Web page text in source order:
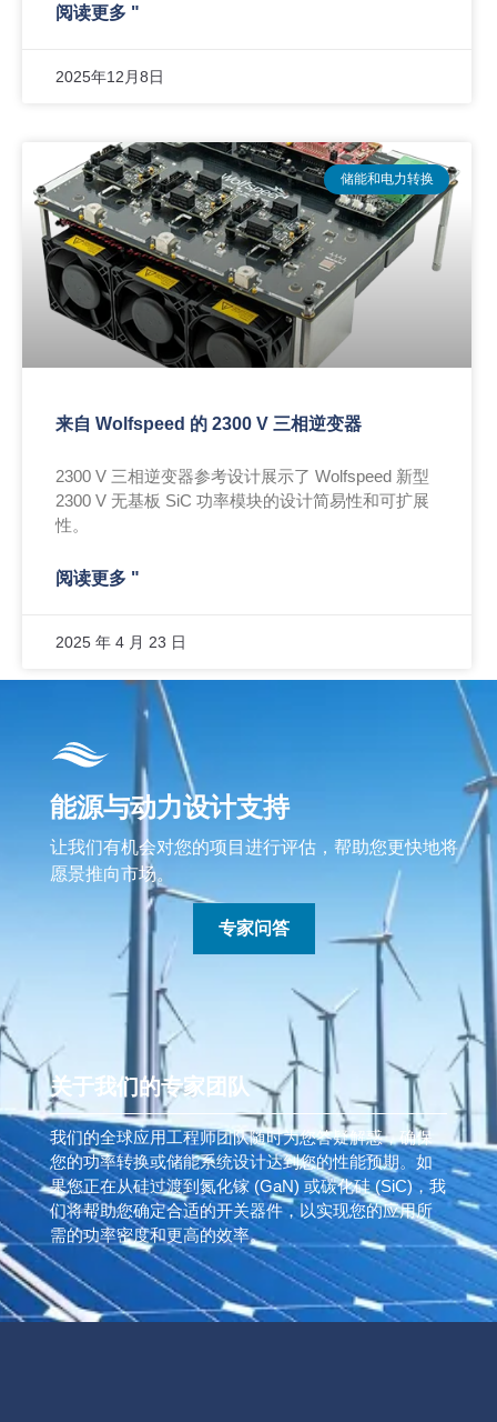
阅读更多 "
2025年12月8日
储能和电力转换
来自 Wolfspeed 的 2300 V 三相逆变器
2300 V 三相逆变器参考设计展示了 Wolfspeed 新型
2300 V 无基板 SiC 功率模块的设计简易性和可扩展
性。
阅读更多 "
2025 年 4 月 23 日
能源与动力设计支持
让我们有机会对您的项目进行评估，帮助您更快地将
愿景推向市场。
专家问答
关于我们的专家团队
我们的全球应用工程师团队随时为您答疑解惑，确保
您的功率转换或储能系统设计达到您的性能预期。如
果您正在从硅过渡到氮化镓 (GaN) 或碳化硅 (SiC)，我
们将帮助您确定合适的开关器件，以实现您的应用所
需的功率密度和更高的效率。